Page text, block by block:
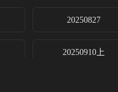
20250827
20250910上